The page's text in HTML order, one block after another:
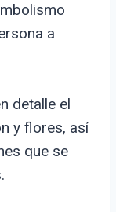
a
detalle el
y flores, así
que se